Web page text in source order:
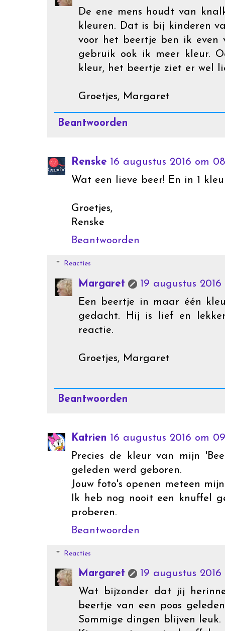
De ene mens houdt van
kleuren. Dat is bij kinderen
voor het beertje ben ik even
gebruik ook ik meer kleur.
kleur, het beertje ziet er wel
Groetjes, Margaret
Beantwoorden
Renske 16 augustus 2016 om
Wat een lieve beer! En in 1
Groetjes,
Renske
Beantwoorden
Reacties
Margaret
19 augustus 2016
Een beertje in maar één
gedacht. Hij is lief en
reactie.
Groetjes, Margaret
Beantwoorden
Katrien 16 augustus 2016 om
Precies de kleur van mijn
geleden werd geboren.
Jouw foto's openen meteen
Ik heb nog nooit een knuffel
proberen.
Beantwoorden
Reacties
Margaret
19 augustus 2016
Wat bijzonder dat jij
beertje van een poos
Sommige dingen blijven leuk.